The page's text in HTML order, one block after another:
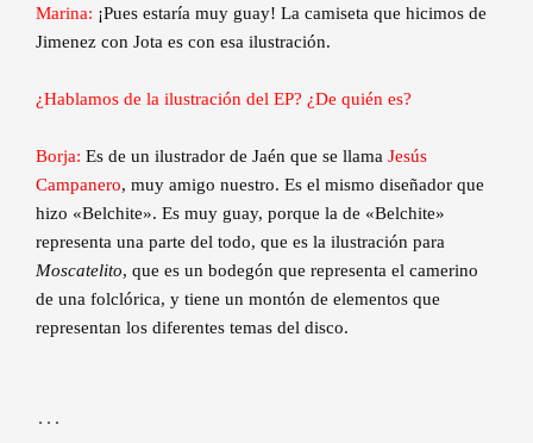
Marina: ¡Pues estaría muy guay! La camiseta que hicimos de
Jimenez con Jota es con esa ilustración.
¿Hablamos de la ilustración del EP? ¿De quién es?
Borja: Es de un ilustrador de Jaén que se llama Jesús
Campanero, muy amigo nuestro. Es el mismo diseñador que
hizo «Belchite». Es muy guay, porque la de «Belchite»
representa una parte del todo, que es la ilustración para
Moscatelito, que es un bodegón que representa el camerino
de una folclórica, y tiene un montón de elementos que
representan los diferentes temas del disco.
…